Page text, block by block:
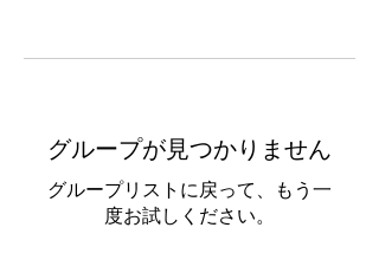
グループが見つかりません
グループリストに戻って、もう一
度お試しください。